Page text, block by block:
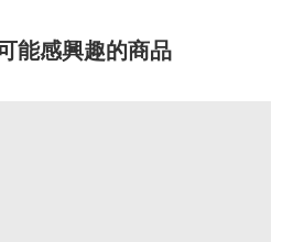
能感興趣的商品